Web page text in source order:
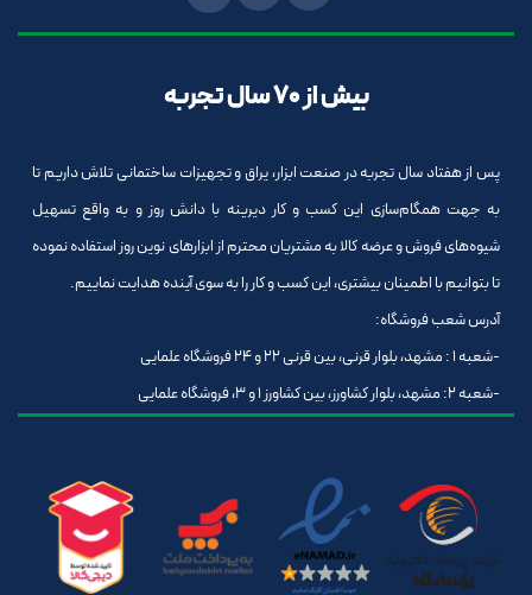
بیش از 70 سال تجربه
پس از هفتاد سال تجربه در صنعت ابزار، یراق و تجهیزات ساختمانی تلاش داریم تا
به جهت همگام‌سازی این کسب و کار دیرینه با دانش روز و به واقع تسهیل
شیوه‌های فروش و عرضه کالا به مشتریان محترم از ابزارهای نوین روز استفاده نموده
تا بتوانیم با اطمینان بیشتری، این کسب و کار را به سوی آینده هدایت نماییم.
آدرس شعب فروشگاه:
-شعبه 1 : مشهد، بلوار قرنی، بین قرنی 22 و 24 فروشگاه علمایی
-شعبه 2: مشهد، بلوار کشاورز، بین کشاورز 1 و 3، فروشگاه علمایی